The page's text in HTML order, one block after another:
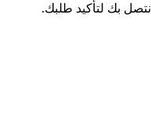
بك لتأكيد طلبك.